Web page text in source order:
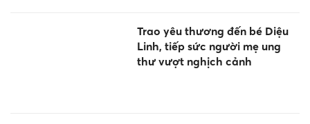
Trao yêu thương đến bé Diệu
Linh, tiếp sức người mẹ ung
thư vượt nghịch cảnh